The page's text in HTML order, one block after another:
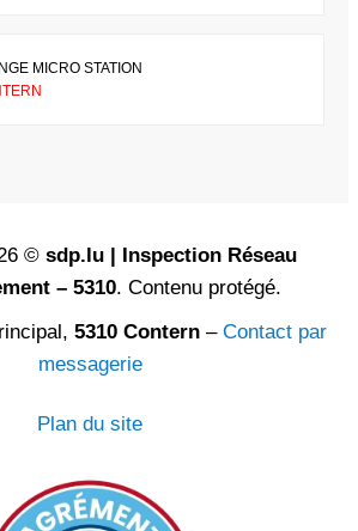
MICRO STATION
© sdp.lu | Inspection Réseau
– 5310. Contenu protégé.
5310 Contern– Contact par
messagerie
Plan du site